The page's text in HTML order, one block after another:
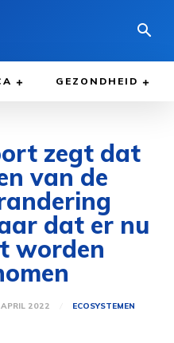
GEZONDHEID
zegt dat
van de
dat er nu
worden
2022 ECOSYSTEMEN